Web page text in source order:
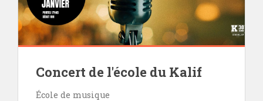
Concert de l'école du Kalif
École de musique